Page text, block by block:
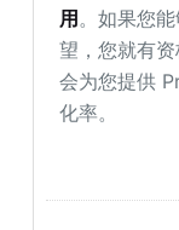
用 。如果您
望，您就有
会为您提供
化率。